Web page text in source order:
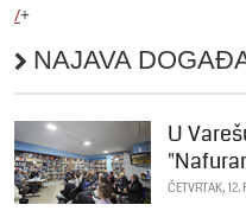
/+
NAJAVA
U
ČETVRTAK, 12.